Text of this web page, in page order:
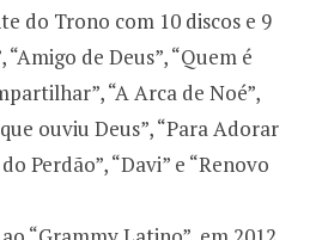
do Trono com 10 discos e 9
“Amigo de Deus”, “Quem é
“A Arca de Noé”,
ouviu Deus”, “Para Adorar
Perdão”, “Davi” e “Renovo